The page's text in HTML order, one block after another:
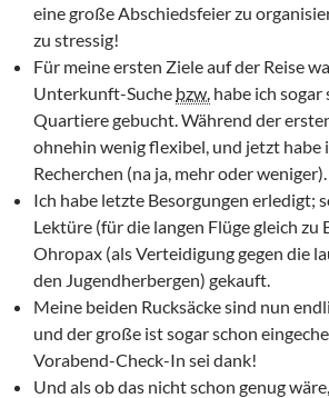
eine große Abschiedsfeier zu
zu stressig!
Für meine ersten Ziele auf der Reise
Unterkunft-Suche bzw. habe ich sogar
Quartiere gebucht. Während der
ohnehin wenig flexibel, und jetzt habe
Recherchen (na ja, mehr oder weniger).
Ich habe letzte Besorgungen erledigt;
Lektüre (für die langen Flüge gleich zu
Ohropax (als Verteidigung gegen die
den Jugendherbergen) gekauft.
Meine beiden Rucksäcke sind nun
und der große ist sogar schon
Vorabend-Check-In sei dank!
Und als ob das nicht schon genug